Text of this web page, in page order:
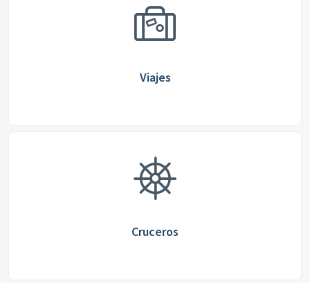
Viajes
Cruceros